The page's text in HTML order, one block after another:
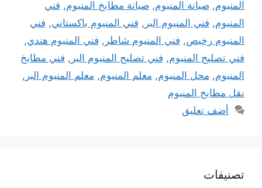
المنيوم, صيانة المنيوم, صيانة مطابخ المنيوم, فني
المنيوم, فني المنيوم البر , فني المنيوم باكستاني, فني
المنيوم رخيص, فني المنيوم شاطر , فني المنيوم هندي,
فني تصليح المنيوم, فني تصليح المنيوم البر , فني مطابخ
المنيوم, محل المنيوم, معلم المنيوم, معلم المنيوم البر ,
نقل مطابخ المنيوم
أضف تعليق
تصنيفات